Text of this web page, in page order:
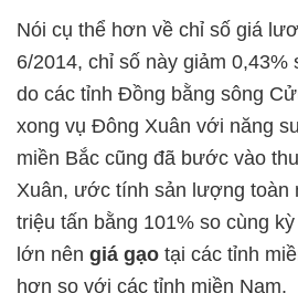
Nói cụ thể hơn về chỉ số giá
6/2014, chỉ số này giảm 0,43%
do các tỉnh Đồng bằng sông
xong vụ Đông Xuân với năng
miền Bắc cũng đã bước vào
Xuân, ước tính sản lượng toàn
triệu tấn bằng 101% so cùng
lớn nên giá gạo tại các tỉnh
hơn so với các tỉnh miền Nam.